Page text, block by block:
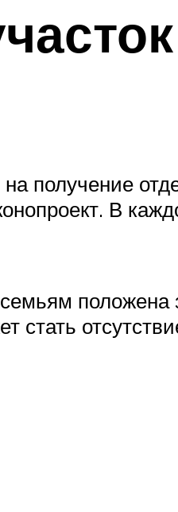
получение
В